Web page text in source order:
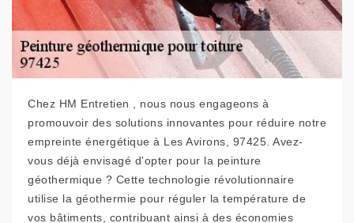
Chez HM Entretien , nous nous engageons à
promouvoir des solutions innovantes pour réduire notre
empreinte énergétique à Les Avirons, 97425. Avez-
vous déjà envisagé d'opter pour la peinture
géothermique ? Cette technologie révolutionnaire
utilise la géothermie pour réguler la température de
vos bâtiments, contribuant ainsi à des économies